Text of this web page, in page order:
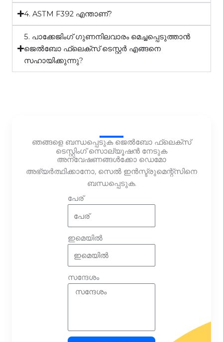
4. ASTM F392 എന്താണ്?
5. പാക്കേജിംഗ് ഗുണനിലവാരം മെച്ചപ്പെടുത്താൻ
ജെൽബോ ഫ്ലെക്സ് ടെസ്റ്റർ എങ്ങനെ
സഹായിക്കുന്നു?
ഞങ്ങളെ ബന്ധപ്പെടുക ജെൽബോ ഫ്ലെക്സ്
ടെസ്റ്റിംഗ് സൊല്യൂഷൻ നേടുക
അന്വേഷണങ്ങൾക്കോ ഡെമോ
അഭ്യർത്ഥിക്കാനോ, സെൽ ഇൻസ്ട്രുമെന്റ്സിനെ
ബന്ധപ്പെടുക.
പേര്
ഇമെയിൽ
സന്ദേശം